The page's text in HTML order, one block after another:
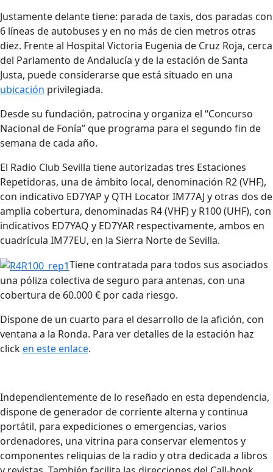
Justamente delante tiene: parada de taxis, dos paradas con
6 líneas de autobuses y en no más de cien metros otras
diez. Frente al Hospital Victoria Eugenia de Cruz Roja, cerca
del Parlamento de Andalucía y de la estación de Santa
Justa, puede considerarse que está situado en una
ubicación privilegiada.
Desde su fundación, patrocina y organiza el “Concurso
Nacional de Fonía” que programa para el segundo fin de
semana de cada año.
El Radio Club Sevilla tiene autorizadas tres Estaciones
Repetidoras, una de ámbito local, denominación R2 (VHF),
con indicativo ED7YAP y QTH Locator IM77AJ y otras dos de
amplia cobertura, denominadas R4 (VHF) y R100 (UHF), con
indicativos ED7YAQ y ED7YAR respectivamente, ambos en
cuadrícula IM77EU, en la Sierra Norte de Sevilla.
Tiene contratada para todos sus asociados
una póliza colectiva de seguro para antenas, con una
cobertura de 60.000 € por cada riesgo.
Dispone de un cuarto para el desarrollo de la afición, con
ventana a la Ronda. Para ver detalles de la estación haz
clicken este enlace.
Independientemente de lo reseñado en esta dependencia,
dispone de generador de corriente alterna y continua
portátil, para expediciones o emergencias, varios
ordenadores, una vitrina para conservar elementos y
componentes reliquias de la radio y otra dedicada a libros